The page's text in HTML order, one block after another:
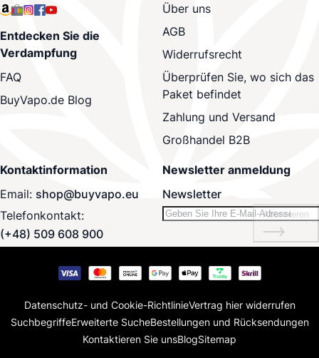
Entdecken Sie die
Verdampfung
FAQ
BuyVapo.de Blog
Über uns
AGB
Widerrufsrecht
Überprüfen Sie, wo sich das
Paket befindet
Zahlung und Versand
Großhandel B2B
Kontaktinformation
Email: shop@buyvapo.eu
Telefonkontakt:
(+48) 509 608 900
Newsletter anmeldung
Newsletter
Abonnieren
Datenschutz- und Cookie-RichtlinieVertrag hier widerrufen
SuchbegriffeErweiterte SucheBestellungen und Rücksendungen
Kontaktieren Sie unsBlogSitemap